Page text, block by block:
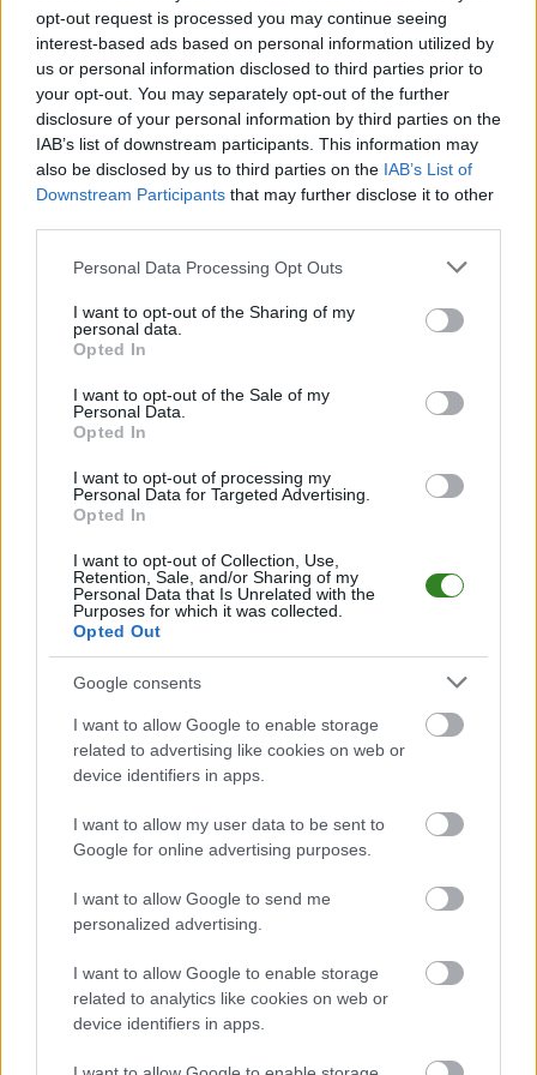
opt-out request is processed you may continue seeing
interest-based ads based on personal information utilized by
us or personal information disclosed to third parties prior to
your opt-out. You may separately opt-out of the further
disclosure of your personal information by third parties on the
IAB’s list of downstream participants. This information may
also be disclosed by us to third parties on the IAB’s List of
Downstream Participants that may further disclose it to other
Please note that this website/app uses one or more Google
not limited to your visit or usage behaviour. You may click to
grant or deny consent to Google and its third-party tags to
use your data for below specified purposes in below Google
consent section.
Personal Data Processing Opt Outs
I want to opt-out of the Sharing of my
personal data.
Opted In
I want to opt-out of the Sale of my
Personal Data.
Opted In
I want to opt-out of processing my
Personal Data for Targeted Advertising.
Opted In
I want to opt-out of Collection, Use,
Retention, Sale, and/or Sharing of my
Personal Data that Is Unrelated with the
Purposes for which it was collected.
Opted Out
Google consents
I want to allow Google to enable storage
related to advertising like cookies on web or
device identifiers in apps.
I want to allow my user data to be sent to
Google for online advertising purposes.
I want to allow Google to send me
personalized advertising.
I want to allow Google to enable storage
related to analytics like cookies on web or
device identifiers in apps.
pracujemy nad tym żeby je uzupełnić.
Wynik meczu Iwełka Iwla vs Nurt Potok
Po zakończeniu spotkania automatycznie publikujemyoficjalny wynik
spotkania, a także dane meczowe, jeśli są dostępne.
Pełny harmonogram rozgrywek dostępny jest tutaj:Krosno > Klasa B,
gr. IV - terminarz
Informacje o składach i strzelcach
W miarę dostępności danych, publikujemyskłady wyjściowe,
aktualizujemy zależnie od poziomu ligi i dostępnych źródeł.
Śledź mecze swojej drużyny
Jeśli jesteś kibicem klubu Iwełka Iwla lub Nurt Potok - zaglądaj tutaj
meczów, wynikach, transferach i newsach klubowych
PodkarpacieLive.pl to największa baza
piłkarskichw województwie. Sprawdź nasze relacje, śledź ulubioną ligę i
Analiza przed meczem: Iwełka Iwla vs Nurt Potok
Krosno > Klasa B, gr. IV. Spotkanie zostanie rozegrane w dniu 14 września
2025. Początek meczu o godz. 13:00.
Iwełka Iwlaprzystępuje do tego spotkania w roli gospodarza. Jak
drużyna radzi sobie w sezonie 2025/2026 rozgrywek Krosno > Klasa B, gr.
IV przed własną publicznością? Na tej stronie możecie zobaczyć tabelę
uwzględniającą tylko mecze u siebie. W tabeli biorącej pod uwagę tylko
Krosno > Klasa B, gr. IV - sytuacja w tabeli
Iwla) zajmują
3. miejsce w tabeli. Goście (Nurt Potok) plasują się na
miejscu.
bramkowe.
Iwełka Iwla vs. Nurt Potok - relacja, wynik na żywo, transmisja
Wynik meczu Iwełka Iwla - Nurt Potok znajdziesz na naszej stronie zaraz
po jego zakończeniu. Jeżeli szukasz informacji meczowych, zajrzyj tutaj:
Iwełka Iwla vs. Nurt Potok - wynik, składy, strzelcy
Jeżeli w internecie lub TV dostępna jest
albo innych spotkań Krosno > Klasa B, gr. IV